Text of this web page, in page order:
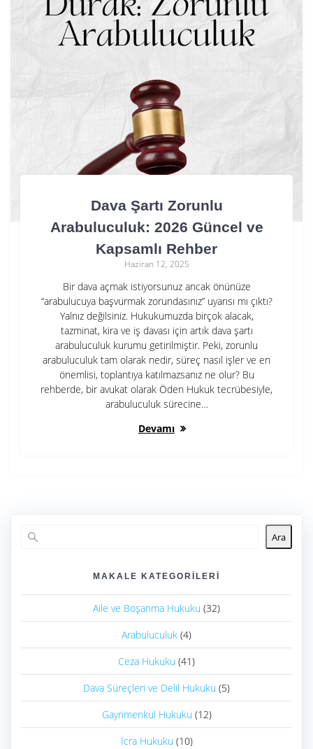
Dava Şartı Zorunlu
Arabuluculuk: 2026 Güncel ve
Kapsamlı Rehber
Haziran 12, 2025
Bir dava açmak istiyorsunuz ancak önünüze
“arabulucuya başvurmak zorundasınız” uyarısı mı çıktı?
Yalnız değilsiniz. Hukukumuzda birçok alacak,
tazminat, kira ve iş davası için artık dava şartı
arabuluculuk kurumu getirilmiştir. Peki, zorunlu
arabuluculuk tam olarak nedir, süreç nasıl işler ve en
önemlisi, toplantıya katılmazsanız ne olur? Bu
rehberde, bir avukat olarak Öden Hukuk tecrübesiyle,
arabuluculuk sürecine…
Devamı
Ara
MAKALE KATEGORILERI
Aile ve Boşanma Hukuku (32)
Arabuluculuk (4)
Ceza Hukuku (41)
Dava Süreçleri ve Delil Hukuku (5)
Gayrimenkul Hukuku (12)
İcra Hukuku (10)